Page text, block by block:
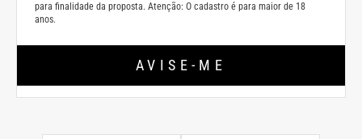
para finalidade da proposta. Atenção: O cadastro é para maior de 18
anos.
AVISE-ME